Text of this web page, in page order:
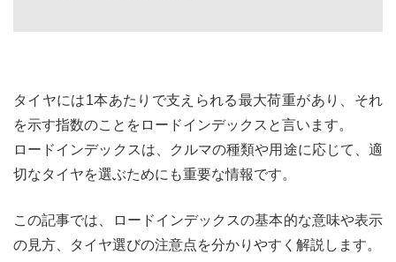
タイヤには1本あたりで支えられる最大荷重があり、それ
を示す指数のことをロードインデックスと言います。
ロードインデックスは、クルマの種類や用途に応じて、適
切なタイヤを選ぶためにも重要な情報です。
この記事では、ロードインデックスの基本的な意味や表示
の見方、タイヤ選びの注意点を分かりやすく解説します。